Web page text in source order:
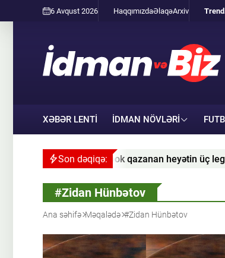
6 Avqust 2026 HaqqımızdaƏlaqəArxiv
XƏBƏR LENTİ İDMAN NÖVLƏRI
Son dəqiqə:
“Gəncə” kubok qazanan heyətin üç legioneri ilə
#Zidan Hünbətov
Ana səhifə Məqalədə #Zidan Hünbətov